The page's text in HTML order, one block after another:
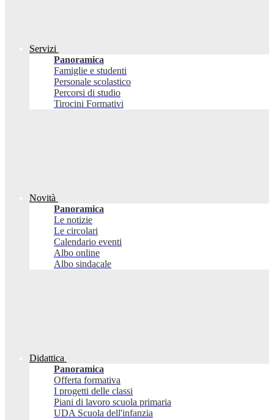
Servizi
Panoramica
Famiglie e studenti
Personale scolastico
Percorsi di studio
Tirocini Formativi
Novità
Panoramica
Le notizie
Le circolari
Calendario eventi
Albo online
Albo sindacale
Didattica
Panoramica
Offerta formativa
I progetti delle classi
Piani di lavoro scuola primaria
UDA Scuola dell'infanzia